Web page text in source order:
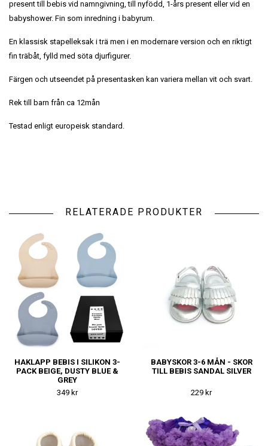
present till bebis vid namngivning, till nyfödd, 1-års present eller vid en
babyshower. Fin som inredning i babyrum.
En klassisk stapelleksak i trä men i en modernare version och en riktigt
fin träbåt, fylld med söta djurfigurer.
Färgen och utseendet på presentasken kan variera mellan vit och svart.
Rek till barn från ca 12mån
Testad enligt europeisk standard.
RELATERADE PRODUKTER
HAKLAPP BEBIS I SILIKON 3-
PACK BEIGE, DUSTY BLUE &
GREY
349 kr
BABYSKOR 3-6 MÅN - SKOR
TILL BEBIS SANDAL SILVER
229 kr